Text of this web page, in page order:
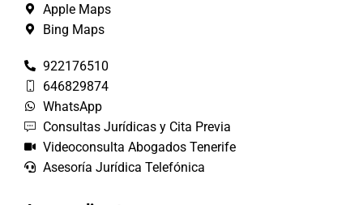
Apple Maps
Bing Maps
922176510
646829874
WhatsApp
Consultas Jurídicas y Cita Previa
Videoconsulta Abogados Tenerife
Asesoría Jurídica Telefónica